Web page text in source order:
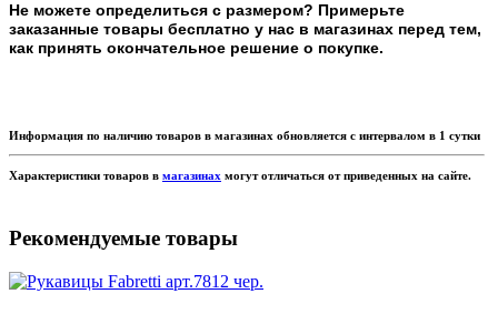
Не можете определиться с размером? Примерьте
заказанные товары бесплатно у нас в магазинах перед тем,
как принять окончательное решение о покупке.
Информация по наличию товаров в магазинах обновляется с интервалом в 1 сутки
Характеристики товаров в магазинах могут отличаться от приведенных на сайте.
Рекомендуемые товары